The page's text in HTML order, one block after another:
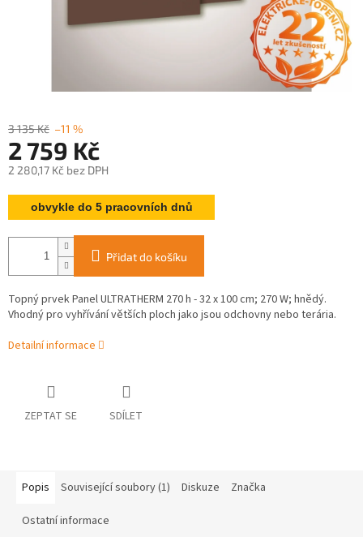
3 135 Kč –11 %
2 759 Kč
2 280,17 Kč bez DPH
Měrná
cena:obvykle do 5 pracovních dnů
Přidat do košíku
Topný prvek Panel ULTRATHERM 270 h - 32 x 100 cm; 270 W; hnědý.
Vhodný pro vyhřívání větších ploch jako jsou odchovny nebo terária.
Detailní informace
ZEPTAT SE SDÍLET
Popis Související soubory (1) Diskuze Značka
Ostatní informace